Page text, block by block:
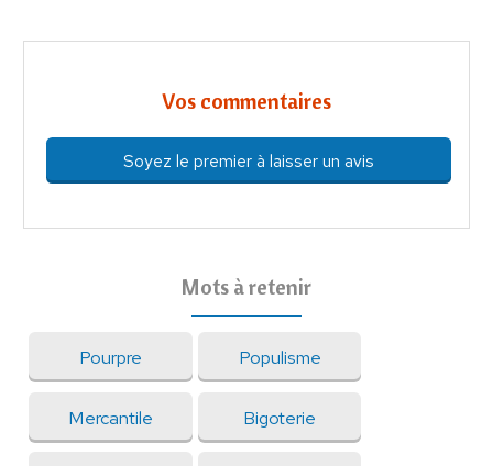
Vos commentaires
Soyez le premier à laisser un avis
Mots à retenir
Pourpre Populisme
Mercantile Bigoterie